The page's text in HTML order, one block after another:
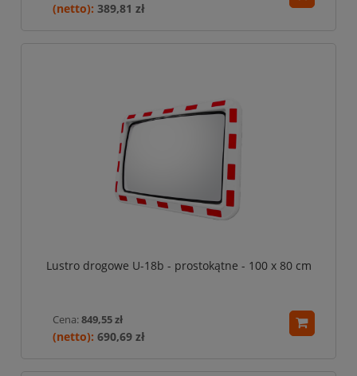
389,81 zł
Lustro drogowe U-18b - prostokątne - 100 x 80 cm
Cena:849,55 zł
690,69 zł